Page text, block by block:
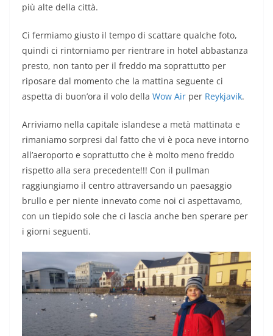
più alte della città.
Ci fermiamo giusto il tempo di scattare qualche foto,
quindi ci rintorniamo per rientrare in hotel abbastanza
presto, non tanto per il freddo ma soprattutto per
riposare dal momento che la mattina seguente ci
aspetta di buon’ora il volo della Wow Air per Reykjavik.
Arriviamo nella capitale islandese a metà mattinata e
rimaniamo sorpresi dal fatto che vi è poca neve intorno
all’aeroporto e soprattutto che è molto meno freddo
rispetto alla sera precedente!!! Con il pullman
raggiungiamo il centro attraversando un paesaggio
brullo e per niente innevato come noi ci aspettavamo,
con un tiepido sole che ci lascia anche ben sperare per
i giorni seguenti.